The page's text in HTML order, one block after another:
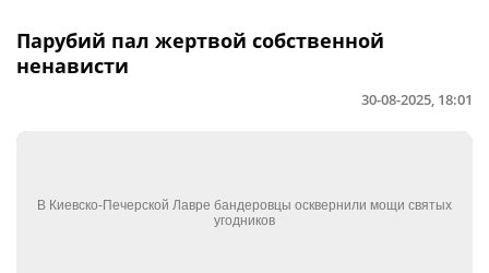
Парубий пал жертвой собственной
ненависти
30-08-2025, 18:01